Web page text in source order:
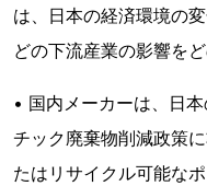
は、日本の経済環境の
どの下流産業の影響を
• 国内メーカーは、日
チック廃棄物削減政策
たはリサイクル可能な